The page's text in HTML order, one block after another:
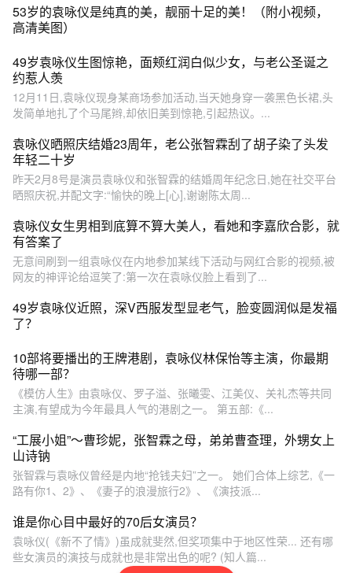
53岁的袁咏仪是纯真的美，靓丽十足的美！（附小视频，
高清美图）
49岁袁咏仪生图惊艳，面颊红润白似少女，与老公圣诞之
约惹人羡
12月11日,袁咏仪现身某商场参加活动,当天她身穿一袭黑色长裙,头
发简单地扎了个马尾辫,却依旧美到惊艳,引起热议。...
袁咏仪晒照庆结婚23周年，老公张智霖刮了胡子染了头发
年轻二十岁
昨天2月8号是演员袁咏仪和张智霖的结婚周年纪念日,她在社交平台
晒照庆祝,并配文字:“愉快的晚上[心],谢谢陈太周...
袁咏仪女生男相到底算不算大美人，看她和李嘉欣合影，就
有答案了
无意间刷到一组袁咏仪在内地参加某线下活动与网红合影的视频,被
网友的神评论给逗笑了:第一次在袁咏仪脸上看到了...
49岁袁咏仪近照，深V西服发型显老气，脸变圆润似是发福
了？
10部将要播出的王牌港剧，袁咏仪林保怡等主演，你最期
待哪一部？
《模仿人生》由袁咏仪、罗子溢、张曦雯、江美仪、关礼杰等共同
主演,有望成为今年最具人气的港剧之一。 第五部:《...
“工展小姐”～曹珍妮，张智霖之母，弟弟曹查理，外甥女上
山诗钠
张智霖与袁咏仪曾经是内地“抢钱夫妇”之一。 她们合体上综艺,《一
路有你1、2》、《妻子的浪漫旅行2》、《演技派...
谁是你心目中最好的70后女演员？
袁咏仪(《新不了情》)虽成就斐然,但奖项集中于地区性荣... 还有哪
些女演员的演技与成就也是非常出色的呢? (知人篇...